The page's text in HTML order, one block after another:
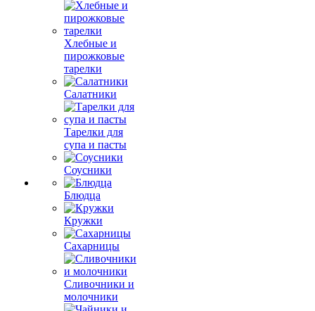
Хлебные и
пирожковые
тарелки
Салатники
Тарелки для
супа и пасты
Соусники
Блюдца
Кружки
Сахарницы
Сливочники и
молочники